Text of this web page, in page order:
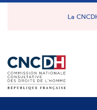
Panneau de gestion des
La